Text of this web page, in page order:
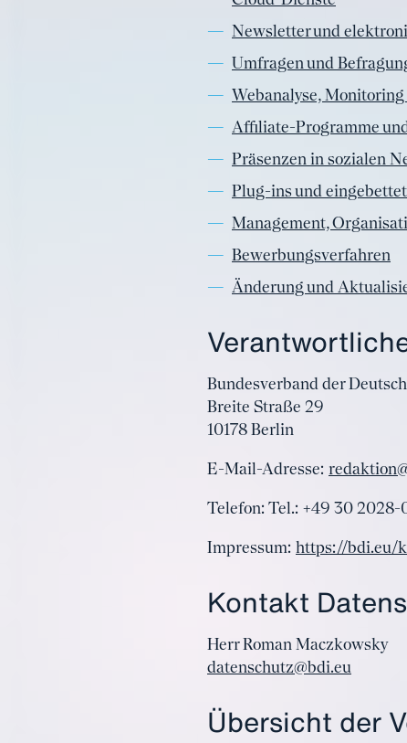
Newsletter und
Umfragen und
Webanalyse,
Affiliate-Programme
Präsenzen in sozialen
Plug-ins und
Management,
Bewerbungsverfahren
Änderung und
Bundesverband der
Breite Straße 29
10178 Berlin
E-Mail-Adresse:
Telefon: Tel.: +49 30
Impressum: https://bdi.eu/
Kontakt
Herr Roman Maczkowsky
datenschutz@bdi.eu
Übersicht der